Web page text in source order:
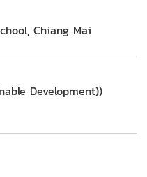
Chiang Mai
Development))